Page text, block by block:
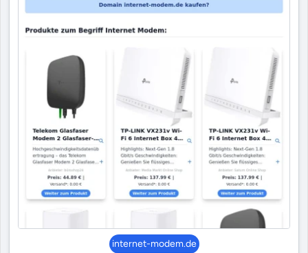
internet-modem.de